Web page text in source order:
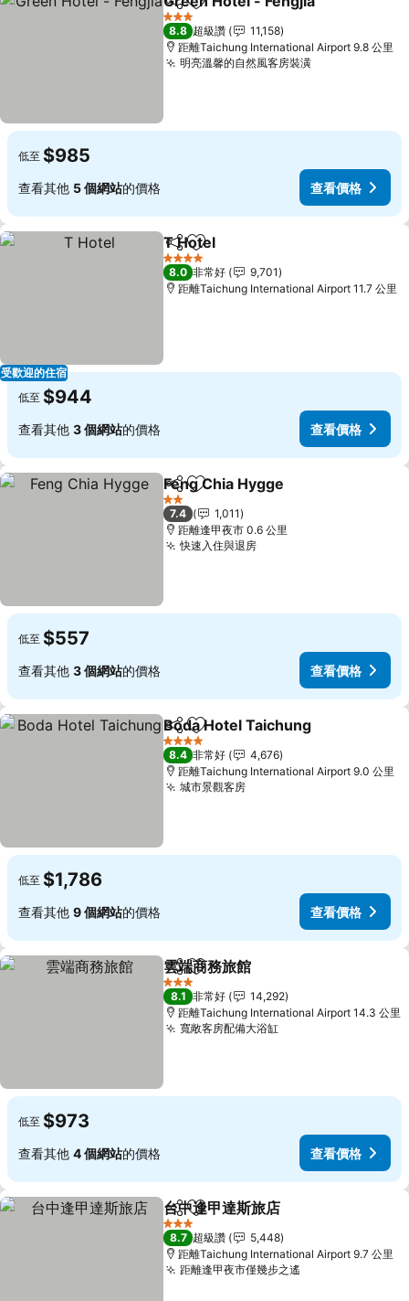
分享 加入我的最愛
3 星級
8.8 超級讚
11,158
距離Taichung International Airport 9.8 公里
明亮溫馨的自然風客房裝潢
低至 $985
查看其他 5 個網站的價格 查看價格
受歡迎的住宿
分享 加入我的最愛
T Hotel
4 星級
8.0 非常好
9,701
距離Taichung International Airport 11.7 公里
低至 $944
查看其他 3 個網站的價格 查看價格
分享 加入我的最愛
Feng Chia Hygge
2 星級
7.4
1,011
距離逢甲夜市 0.6 公里
快速入住與退房
低至 $557
查看其他 3 個網站的價格 查看價格
分享 加入我的最愛
Boda Hotel Taichung
4 星級
8.4 非常好
4,676
距離Taichung International Airport 9.0 公里
城市景觀客房
低至 $1,786
查看其他 9 個網站的價格 查看價格
分享 加入我的最愛
雲端商務旅館
3 星級
8.1 非常好
14,292
距離Taichung International Airport 14.3 公里
寬敞客房配備大浴缸
低至 $973
查看其他 4 個網站的價格 查看價格
分享 加入我的最愛
台中逢甲達斯旅店
3 星級
8.7 超級讚
5,448
距離Taichung International Airport 9.7 公里
距離逢甲夜市僅幾步之遙